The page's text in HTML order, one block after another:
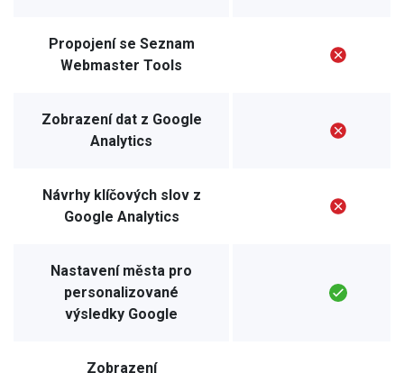
Propojení se Seznam
Webmaster Tools
Zobrazení dat z Google
Analytics
Návrhy klíčových slov z
Google Analytics
Nastavení města pro
personalizované
výsledky Google
Zobrazení